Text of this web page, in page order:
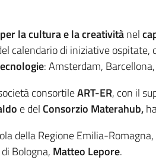
la cultura e la creativitànel
calendario di iniziative
: Amsterdam,
consortileART-ER, con il
e del Consorzio Materahub,
della Regione Emilia-Romagna,
Bologna, Matteo Lepore.